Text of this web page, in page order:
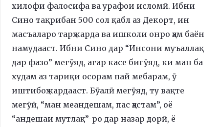
хилофи фалосифа ва урафои исломӣ. Ибни
Сино тақрибан 500 сол қабл аз Декорт, ин
масъаларо тарҳ карда ва ишколи онро ҳам баён
намудааст. Ибни Сино дар “Инсони муъаллақ
дар фазо” мегӯяд, агар касе бигӯяд, ки ман ба
худам аз тариқи осорам пай мебарам, ӯ
иштибоҳ кардааст. Бӯалӣ мегӯяд, ту вақте
мегӯӣ, “ман меандешам, пас ҳастам”, оё
“андешаи мутлақ”-ро дар назар дорӣ, ё